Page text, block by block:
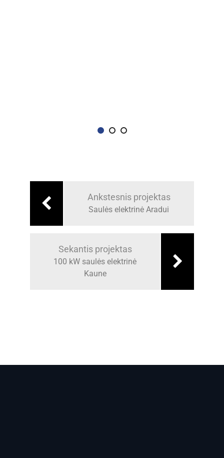
Ankstesnis projektas
Saulės elektrinė Aradui
Sekantis projektas
100 kW saulės elektrinė
Kaune